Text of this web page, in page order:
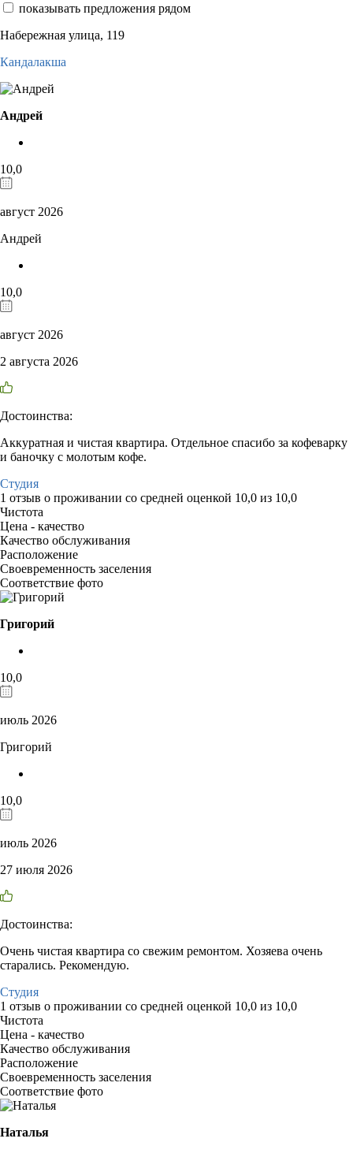
показывать предложения рядом
Набережная улица, 119
Кандалакша
Андрей
10,0
август 2026
Андрей
10,0
август 2026
2 августа 2026
Достоинства:
Аккуратная и чистая квартира. Отдельное спасибо за кофеварку
и баночку с молотым кофе.
Студия
1 отзыв о проживании со средней оценкой 10,0 из 10,0
Чистота
Цена - качество
Качество обслуживания
Расположение
Своевременность заселения
Соответствие фото
Григорий
10,0
июль 2026
Григорий
10,0
июль 2026
27 июля 2026
Достоинства:
Очень чистая квартира со свежим ремонтом. Хозяева очень
старались. Рекомендую.
Студия
1 отзыв о проживании со средней оценкой 10,0 из 10,0
Чистота
Цена - качество
Качество обслуживания
Расположение
Своевременность заселения
Соответствие фото
Наталья